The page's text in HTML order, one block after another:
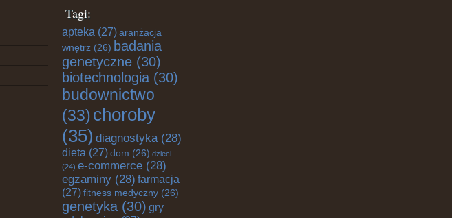
Tagi:
apteka (27) aranżacja
wnętrz (26) badania
genetyczne (30)
biotechnologia (30)
budownictwo
(33)choroby
(35) diagnostyka(28)
dieta (27) dom (26) dzieci
(24) e-commerce (28)
egzaminy (28) farmacja
(27) fitness medyczny (26)
genetyka (30) gry